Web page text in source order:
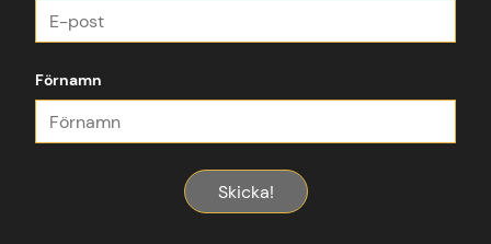
Förnamn
Skicka!